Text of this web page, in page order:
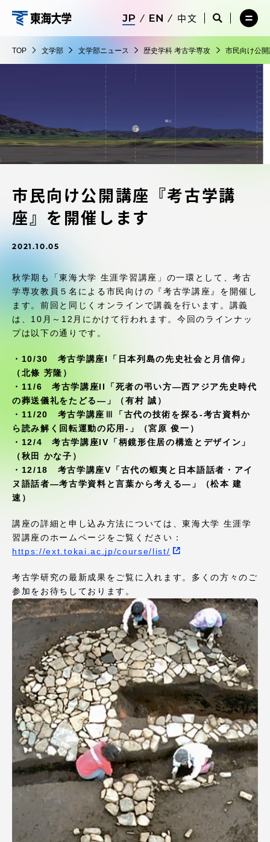
キ
ッ
学
部
中文
サ
検
索
サ
イ
索
を
メ
ー
を
開
く
TOP 文学部 文学部ニュース 歴史学科 考古学専攻 市民向け公
市民向け公開講座『考古学講
座』を開催します
2021.10.05
秋学期も「東海大学 生涯学習講座」の一環として、考古
学専攻教員５名による市民向けの『考古学講座』を開催し
ます。前回と同じくオンラインで講義を行います。講義
は、10月～12月にかけて行われます。今回のラインナッ
プは以下の通りです。
・10/30 考古学講座I「日本列島の先史社会と月信仰」
（北條 芳隆）
・11/6 考古学講座II「死者の弔い方―西アジア先史時代
の葬送儀礼をたどる―」（有村 誠）
・11/20 考古学講座Ⅲ「古代の技術を探る-考古資料か
ら読み解く回転運動の応用-」（宮原 俊一）
・12/4 考古学講座IV「柄鏡形住居の構造とデザイン」
（秋田 かな子）
・12/18 考古学講座V「古代の蝦夷と日本語話者・アイ
ヌ語話者―考古学資料と言葉から考える―」（松本 建
速）
講座の詳細と申し込み方法については、東海大学 生涯学
習講座のホームページをご覧ください：
https://ext.tokai.ac.jp/course/list/
考古学研究の最新成果をご覧に入れます。多くの方々のご
参加をお待ちしております。
メ
ニ
を
閉
在学生・保護者向けポータル（TIPS）
教員・研究者ガイド
大学の概要
受験・入学案内
学生生活
学外連携
学園ネットワーク
各種情報・お問い合わせ
アクセス情報
品川キャンパス
伊勢原キャンパス 静岡キャンパス
熊本キャンパス
阿蘇くまもと
臨空キャンパス
札幌キャンパス
TOKAIスポーツ